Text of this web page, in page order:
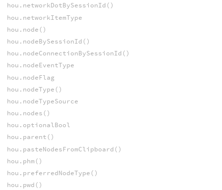
hou.networkDotBySessionId()
hou.networkItemType
hou.node()
hou.nodeBySessionId()
hou.nodeConnectionBySessionId()
hou.nodeEventType
hou.nodeFlag
hou.nodeType()
hou.nodeTypeSource
hou.nodes()
hou.optionalBool
hou.parent()
hou.pasteNodesFromClipboard()
hou.phm()
hou.preferredNodeType()
hou.pwd()